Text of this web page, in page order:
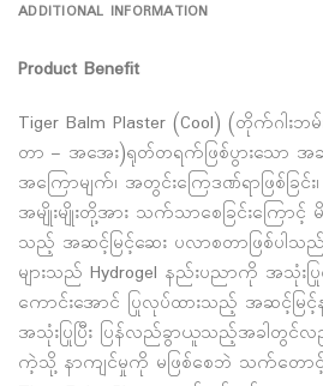
ADDITIONAL INFORMATION
Product Benefit
Tiger Balm Plaster (Cool) (တိုက်ဂါ
တာ – အအေး)ရုတ်တရက်ဖြစ်ပွားသော အ
အကြောမျက်၊ အတွင်းကြေဒဏ်ရာဖြစ်ခြင်း၊
အမျိုးမျိုးတို့အား သက်သာစေခြင်းကြောင့်
သည့် အဆင့်မြင့်ဆေး ပလာစတာဖြစ်ပါသည်။
များသည် Hydrogel နည်းပညာကို အသုံးပ
ကောင်းအောင် ပြုလုပ်ထားသည့် အဆင့်မြင့်န
အသုံးပြုပြီး ပြန်လည်ခွာယူသည့်အခါတွင်လည်
ကဲ့သို့ နာကျင်မှုကို မဖြစ်စေဘဲ သက်တော